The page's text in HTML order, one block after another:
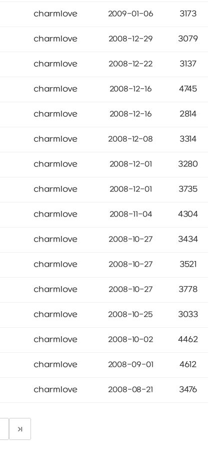
charmlove 2009-01-06 3173
charmlove 2008-12-29 3079
charmlove 2008-12-22 3137
charmlove 2008-12-16 4745
charmlove 2008-12-16 2814
charmlove 2008-12-08 3314
charmlove 2008-12-01 3280
charmlove 2008-12-01 3735
charmlove 2008-11-04 4304
charmlove 2008-10-27 3434
charmlove 2008-10-27 3521
charmlove 2008-10-27 3778
charmlove 2008-10-25 3033
charmlove 2008-10-02 4462
charmlove 2008-09-01 4612
charmlove 2008-08-21 3476